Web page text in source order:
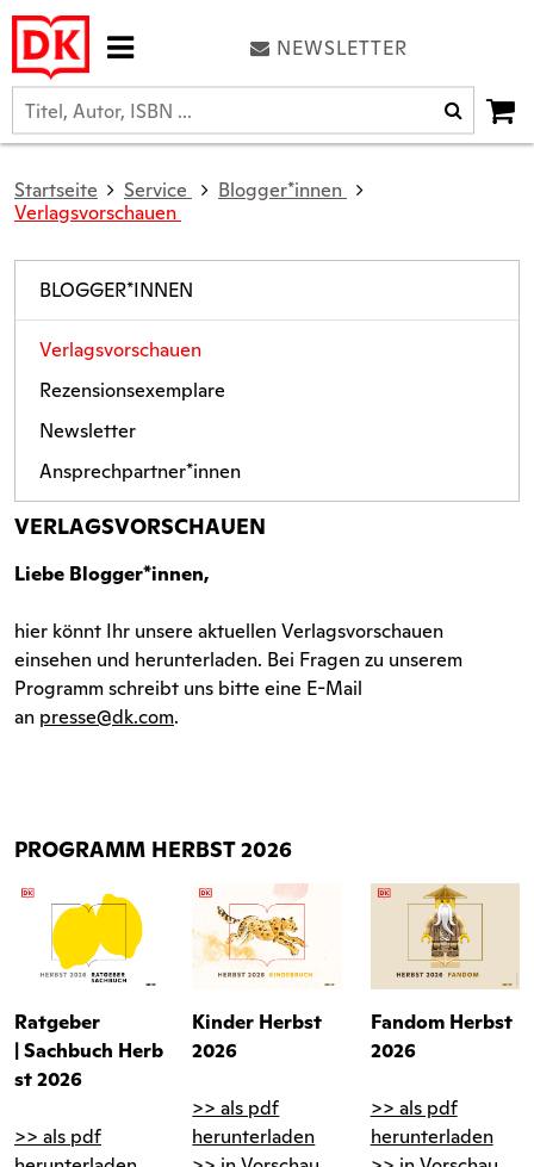
NEWSLETTER
Startseite Service
Blogger*innen
Verlagsvorschauen
BLOGGER*INNEN
Verlagsvorschauen
Rezensionsexemplare
Newsletter
Ansprechpartner*innen
VERLAGSVORSCHAUEN
Liebe Blogger*innen,
hier könnt Ihr unsere aktuellen Verlagsvorschauen
einsehen und herunterladen. Bei Fragen zu unserem
Programm schreibt uns bitte eine E-Mail
an presse@dk.com.
PROGRAMM HERBST 2026
Ratgeber
|Sachbuch Herb
st 2026
>> als pdf
Kinder Herbst
2026
>> als pdf
herunterladen
Fandom Herbst
2026
>> als pdf
herunterladen